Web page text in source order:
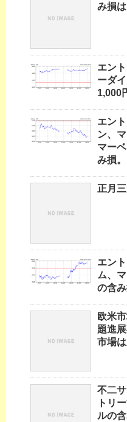
み損は
エン
ーダ
1,000
エン
ン、
マー
み損。
正月
エン
ム、
の含み
欧米
題進
市場
不二
トリ
ルの